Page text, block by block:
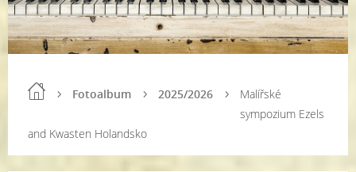
Fotoalbum 2025/2026
Malířské
sympozium Ezels
and Kwasten Holandsko